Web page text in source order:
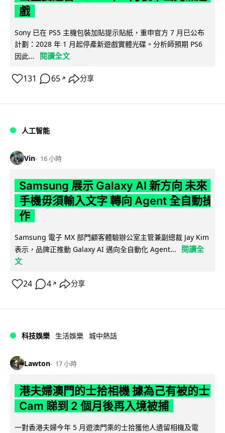
戲
Sony 已在 PS5 主機包裝加貼提示貼紙，重申官方 7 月已公布
計劃：2028 年 1 月起停產新遊戲實體光碟。分析師預期 PS6
因此...
閱讀全文
131 65 ↗ 分享
人工智能
Vin 16 小時
Samsung 展示 Galaxy AI 新方向 未來
手機毋須輸入文字 轉向 Agent 全自動操
作
Samsung 電子 MX 部門顧客體驗辦公室主管兼副總裁 Jay Kim
表示，品牌正推動 Galaxy AI 邁向全自動化 Agent...
閱讀全
文
24 4 ↗ 分享
科技娛樂 生活娛樂 城中熱話
Lawton 17 小時
港夫婦澳門的士拾相機 據為己有被的士
Cam 睇到 2 個月後再入境被捕
一對香港夫婦今年 5 月遊澳門乘的士拾獲他人遺留相機及電